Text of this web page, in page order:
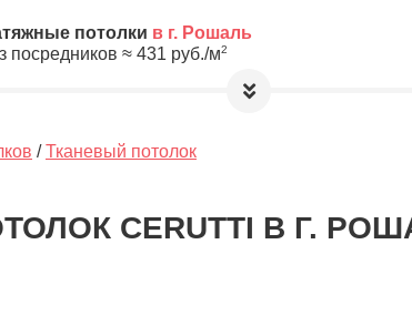
потолки в г. Рошаль
посредников ≈ 431 руб./м2
а мы предложим Вам
/Тканевый потолок
CERUTTI В Г.